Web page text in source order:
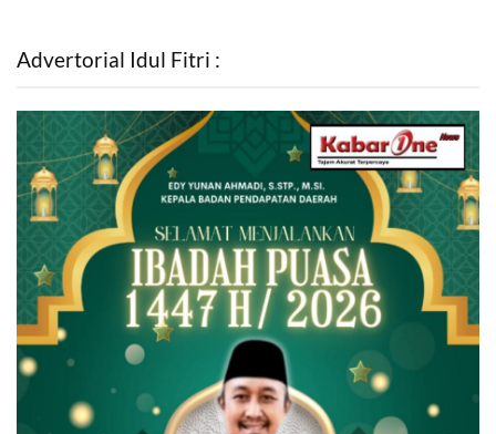
Advertorial Idul Fitri :